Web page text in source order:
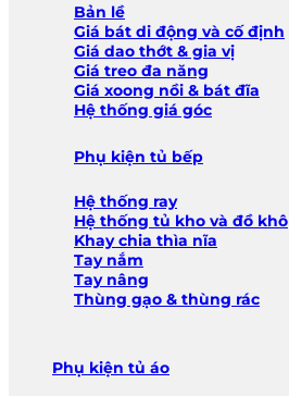
Bản lề
Giá bát di động và cố định
Giá dao thớt & gia vị
Giá treo đa năng
Giá xoong nồi & bát đĩa
Hệ thống giá góc
Phụ kiện tủ bếp
Hệ thống ray
Hệ thống tủ kho và đồ khô
Khay chia thìa nĩa
Tay nắm
Tay nâng
Thùng gạo & thùng rác
Phụ kiện tủ áo